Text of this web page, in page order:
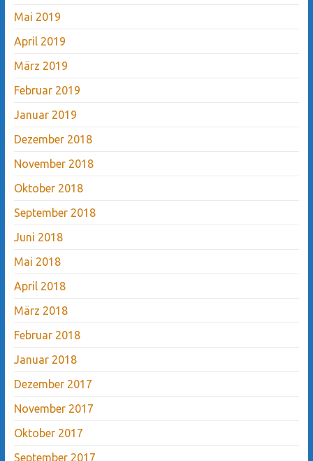
Mai 2019
April 2019
März 2019
Februar 2019
Januar 2019
Dezember 2018
November 2018
Oktober 2018
September 2018
Juni 2018
Mai 2018
April 2018
März 2018
Februar 2018
Januar 2018
Dezember 2017
November 2017
Oktober 2017
September 2017